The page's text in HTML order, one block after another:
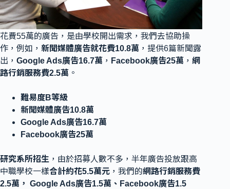
花費55萬的廣告，是由學校開出需求，我們去協助操
作，例如， 新聞媒體廣告就花費10.8萬 ，提供6篇新聞露
出， Google Ads廣告16.7萬 ， Facebook廣告25萬 ， 網
路行銷服務費2.5萬 。
難易度B等級
新聞媒體廣告10.8萬
Google Ads廣告16.7萬
Facebook廣告25萬
研究系所招生 ，由於招募人數不多，半年廣告投放跟高
中職學校一樣合計約花5.5萬元 ，我們的網路行銷服務費
2.5萬， Google Ads廣告1.5萬、Facebook廣告1.5